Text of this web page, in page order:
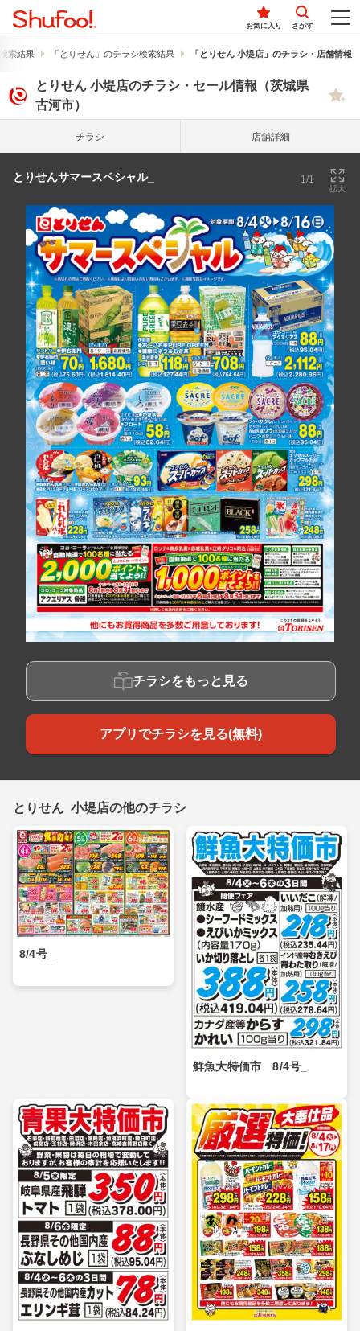
お気に入り さがす
索結果 「とりせん」のチラシ検索結果 「とりせん 小堤店」のチラシ・店舗情報
とりせん 小堤店のチラシ・セール情報（茨城県
古河市）
チラシ 店舗詳細
とりせんサマースペシャル_ 1/1
拡大
チラシをもっと見る
アプリでチラシを見る(無料)
とりせん 小堤店の他のチラシ
8/4号_
鮮魚大特価市 8/4号_